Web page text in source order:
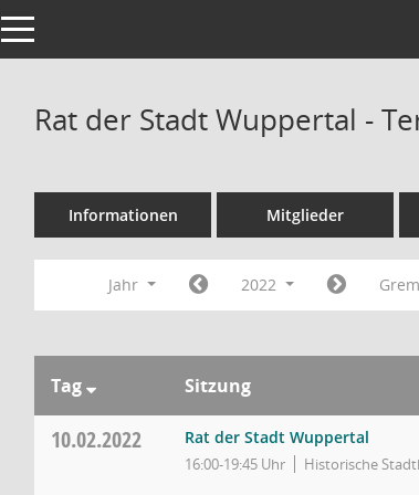
Toggle navigation
Rat der Stadt Wuppertal -
Informationen Mitglieder
Jahr 2022
Tag Sitzung
10.02.2022 Rat der Stadt Wuppertal
16:00-19:45 Uhr Historische